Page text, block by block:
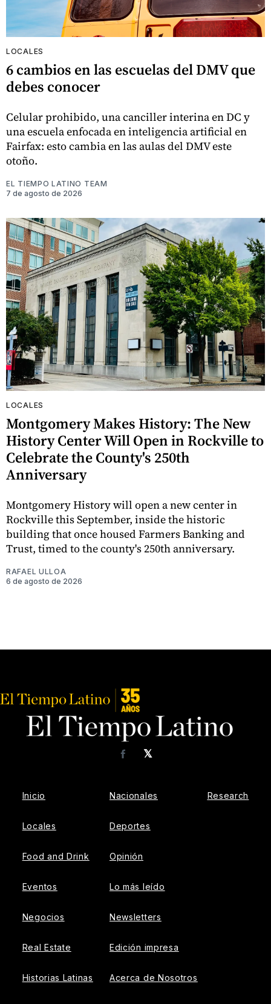
LOCALES
6 cambios en las escuelas del DMV que
debes conocer
Celular prohibido, una canciller interina en DC y
una escuela enfocada en inteligencia artificial en
Fairfax: esto cambia en las aulas del DMV este
otoño.
EL TIEMPO LATINO TEAM
7 de agosto de 2026
LOCALES
Montgomery Makes History: The New
History Center Will Open in Rockville to
Celebrate the County's 250th
Anniversary
Montgomery History will open a new center in
Rockville this September, inside the historic
building that once housed Farmers Banking and
Trust, timed to the county's 250th anniversary.
RAFAEL ULLOA
6 de agosto de 2026
𝕏
Facebook
Inicio
Locales
Food and Drink
Eventos
Negocios
Real Estate
Historias Latinas
Nacionales
Deportes
Opinión
Lo más leído
Newsletters
Edición impresa
Acerca de Nosotros
Research